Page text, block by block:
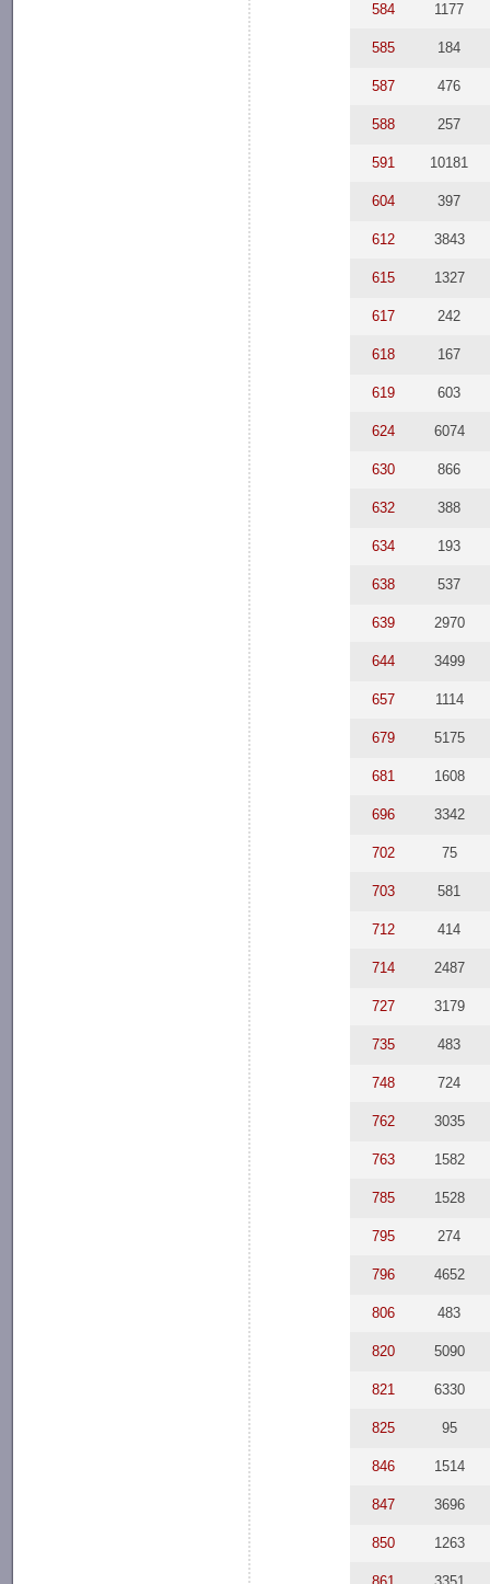
584 1177
585 184
587 476
588 257
591 10181
604 397
612 3843
615 1327
617 242
618 167
619 603
624 6074
630 866
632 388
634 193
638 537
639 2970
644 3499
657 1114
679 5175
681 1608
696 3342
702 75
703 581
712 414
714 2487
727 3179
735 483
748 724
762 3035
763 1582
785 1528
795 274
796 4652
806 483
820 5090
821 6330
825 95
846 1514
847 3696
850 1263